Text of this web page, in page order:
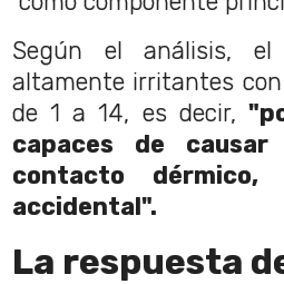
Según el análisis, el
altamente irritantes
de 1 a 14, es decir,
capaces de
contacto
accidental".
La respuesta